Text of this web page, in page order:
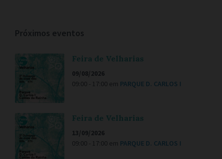
Próximos eventos
Feira de Velharias
09/08/2026
09:00 - 17:00 em PARQUE D. CARLOS I
Feira de Velharias
13/09/2026
09:00 - 17:00 em PARQUE D. CARLOS I